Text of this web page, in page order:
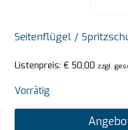
Seitenflügel /
Listenpreis: € 50,00 zzgl.
Vorrätig